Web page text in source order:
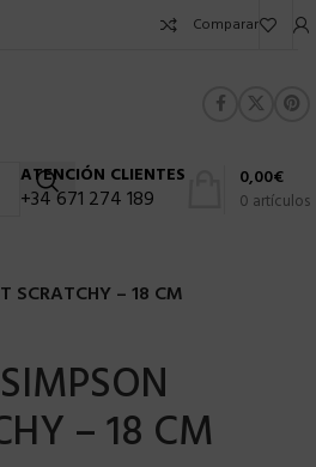
Comparar
ATENCIÓN CLIENTES
+34 671 274 189 0 artículos
0,00€
SCRATCHY – 18 CM
– 18 CM